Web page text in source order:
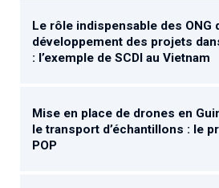
Le rôle indispensable des ONG
développement des projets
: l’exemple de SCDI au Vietnam
Mise en place de drones en
le transport d’échantillons : le
POP